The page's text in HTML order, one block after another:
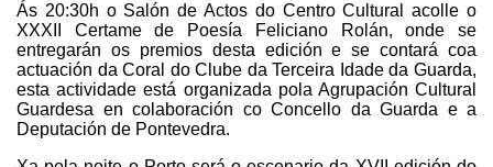
Ás 20:30h o Salón de Actos do Centro Cultural acolle o
XXXII Certame de Poesía Feliciano Rolán, onde se
entregarán os premios desta edición e se contará coa
actuación da Coral do Clube da Terceira Idade da Guarda,
esta actividade está organizada pola Agrupación Cultural
Guardesa en colaboración co Concello da Guarda e a
Deputación de Pontevedra.